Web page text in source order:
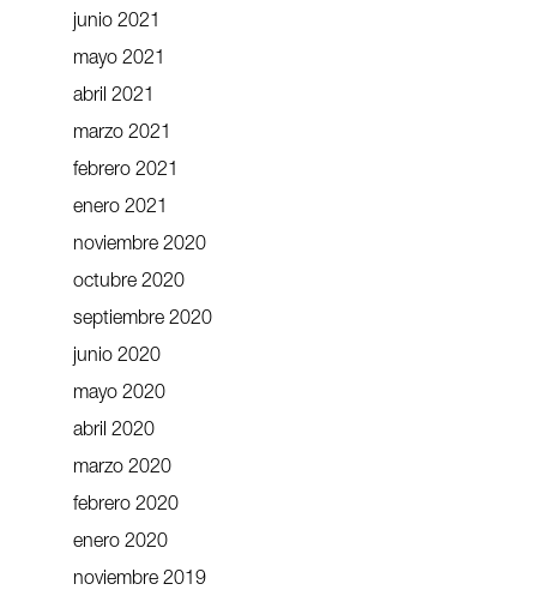
junio 2021
mayo 2021
abril 2021
marzo 2021
febrero 2021
enero 2021
noviembre 2020
octubre 2020
septiembre 2020
junio 2020
mayo 2020
abril 2020
marzo 2020
febrero 2020
enero 2020
noviembre 2019